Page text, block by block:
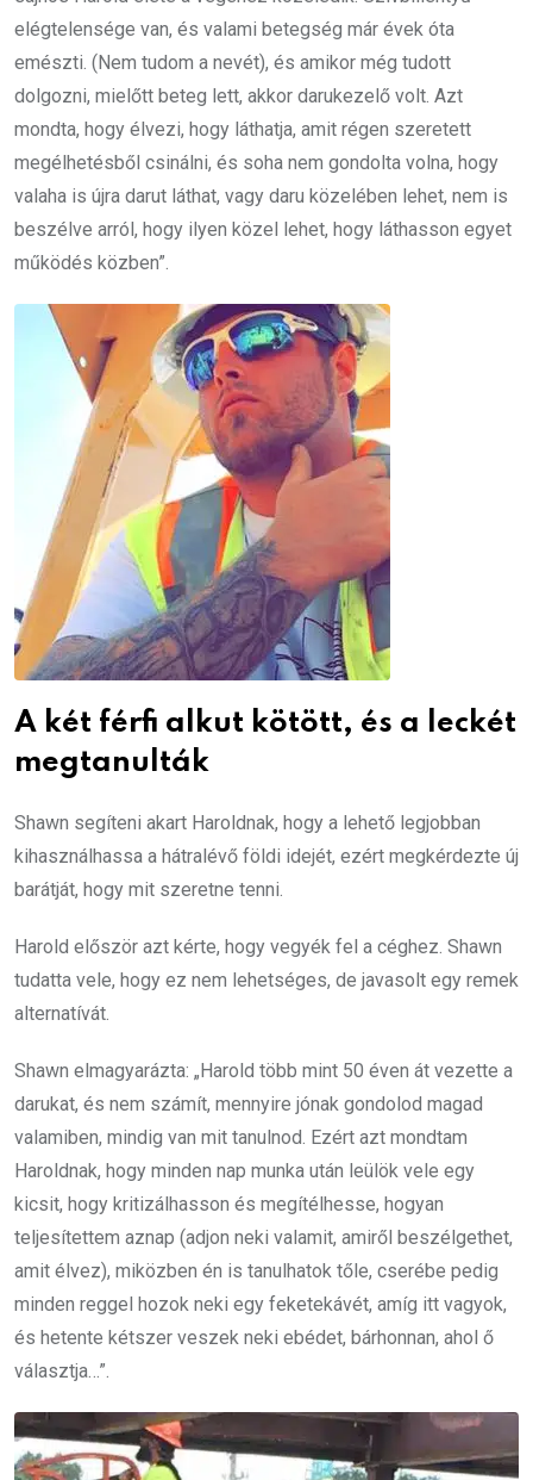
elégtelensége van, és valami betegség már évek óta
emészti. (Nem tudom a nevét), és amikor még tudott
dolgozni, mielőtt beteg lett, akkor darukezelő volt. Azt
mondta, hogy élvezi, hogy láthatja, amit régen szeretett
megélhetésből csinálni, és soha nem gondolta volna, hogy
valaha is újra darut láthat, vagy daru közelében lehet, nem is
beszélve arról, hogy ilyen közel lehet, hogy láthasson egyet
működés közben”.
A két férfi alkut kötött, és a leckét
megtanulták
Shawn segíteni akart Haroldnak, hogy a lehető legjobban
kihasználhassa a hátralévő földi idejét, ezért megkérdezte új
barátját, hogy mit szeretne tenni.
Harold először azt kérte, hogy vegyék fel a céghez. Shawn
tudatta vele, hogy ez nem lehetséges, de javasolt egy remek
alternatívát.
Shawn elmagyarázta: „Harold több mint 50 éven át vezette a
darukat, és nem számít, mennyire jónak gondolod magad
valamiben, mindig van mit tanulnod. Ezért azt mondtam
Haroldnak, hogy minden nap munka után leülök vele egy
kicsit, hogy kritizálhasson és megítélhesse, hogyan
teljesítettem aznap (adjon neki valamit, amiről beszélgethet,
amit élvez), miközben én is tanulhatok tőle, cserébe pedig
minden reggel hozok neki egy feketekávét, amíg itt vagyok,
és hetente kétszer veszek neki ebédet, bárhonnan, ahol ő
választja…”.